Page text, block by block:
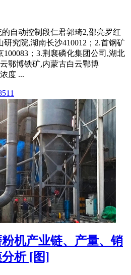
自动控制段仁君郭琦2,邵亮罗红
研究院,湖南长沙410012；2.首钢矿
100083；3.荆襄磷化集团公司,湖北
鄂博铁矿,内蒙古白云鄂博
度 ...
粉机产业链、产量、销
析 [图]